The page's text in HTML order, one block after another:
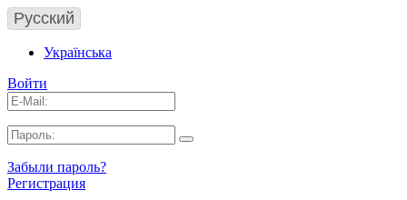
Русский
Українська
Войти
Забыли пароль?
Регистрация